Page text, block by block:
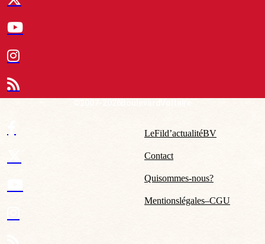
Le Fil d’actualité BV
Contact
Qui sommes-nous ?
Mentions légales – CGU